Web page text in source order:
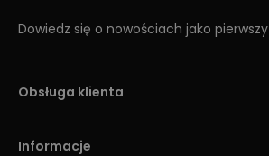
Dowiedz się o nowościach jako pierwszy
Obsługa klienta
Informacje